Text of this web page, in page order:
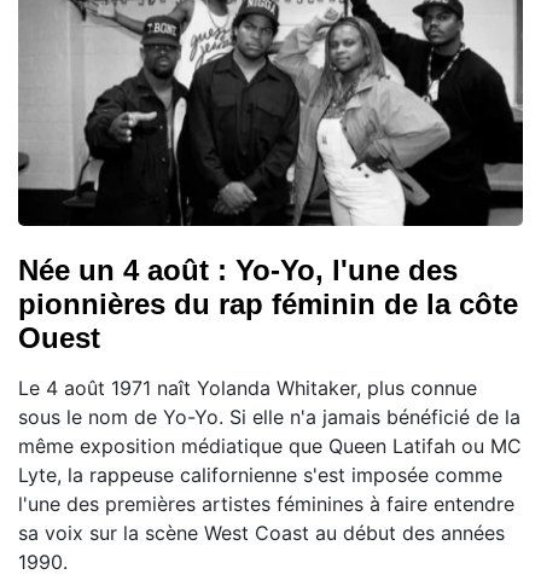
Née un 4 août : Yo-Yo, l'une des
pionnières du rap féminin de la côte
Ouest
Le 4 août 1971 naît Yolanda Whitaker, plus connue
sous le nom de Yo-Yo. Si elle n'a jamais bénéficié de la
même exposition médiatique que Queen Latifah ou MC
Lyte, la rappeuse californienne s'est imposée comme
l'une des premières artistes féminines à faire entendre
sa voix sur la scène West Coast au début des années
1990.